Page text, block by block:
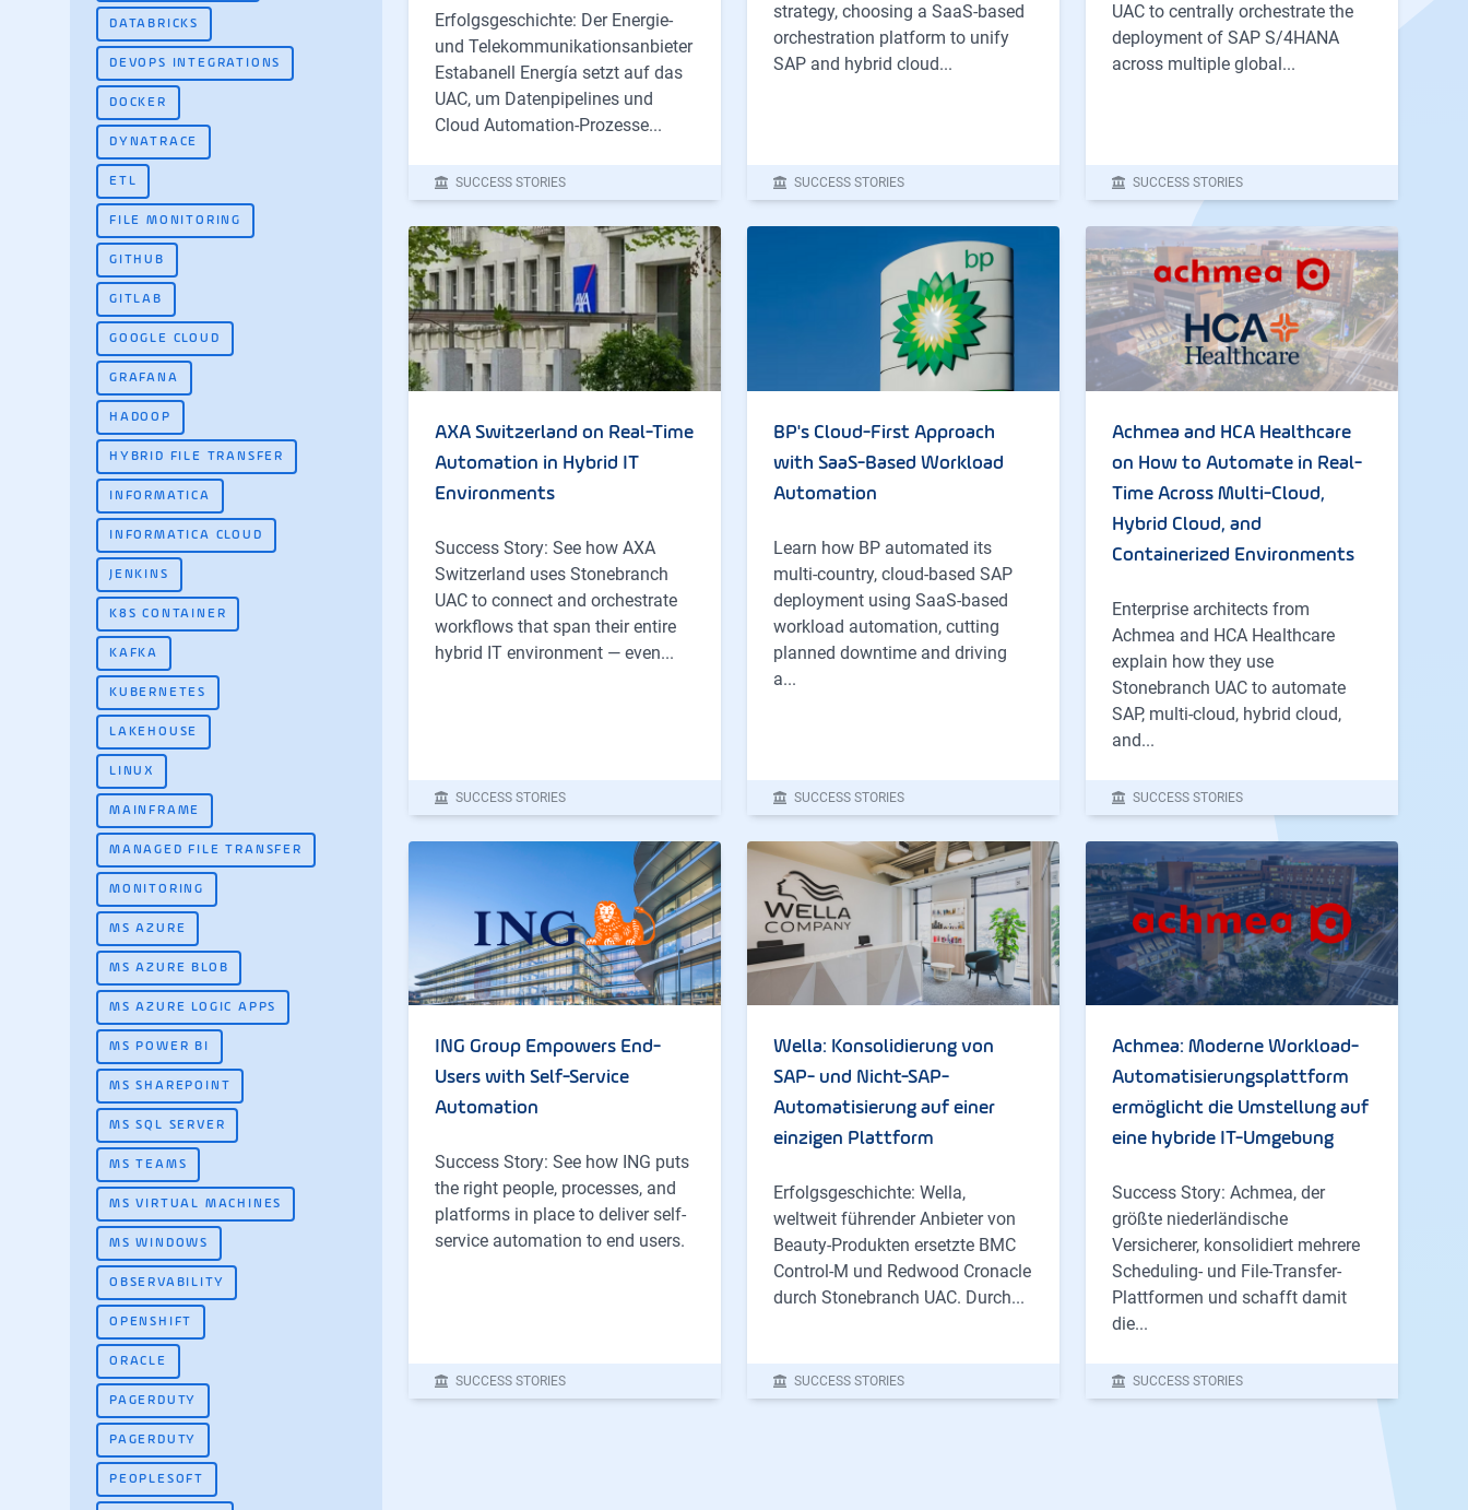
DATABRICKS
DEVOPS INTEGRATIONS
DOCKER
DYNATRACE
ETL
FILE MONITORING
GITHUB
GITLAB
GOOGLE CLOUD
GRAFANA
HADOOP
HYBRID FILE TRANSFER
INFORMATICA
INFORMATICA CLOUD
JENKINS
K8S CONTAINER
KAFKA
KUBERNETES
LAKEHOUSE
LINUX
MAINFRAME
MANAGED FILE TRANSFER
MONITORING
MS AZURE
MS AZURE BLOB
MS AZURE LOGIC APPS
MS POWER BI
MS SHAREPOINT
MS SQL SERVER
MS TEAMS
MS VIRTUAL MACHINES
MS WINDOWS
OBSERVABILITY
OPENSHIFT
ORACLE
PAGERDUTY
PAGERDUTY
PEOPLESOFT
Erfolgsgeschichte: Der Energie-
und Telekommunikationsanbieter
Estabanell Energía setzt auf das
UAC, um Datenpipelines und
Cloud Automation-Prozesse...
SUCCESS STORIES
strategy, choosing a SaaS-based
orchestration platform to unify
SAP and hybrid cloud...
SUCCESS STORIES
UAC to centrally orchestrate the
deployment of SAP S/4HANA
across multiple global...
SUCCESS STORIES
AXA Switzerland on Real-Time
Automation in Hybrid IT
Environments
Success Story: See how AXA
Switzerland uses Stonebranch
UAC to connect and orchestrate
workflows that span their entire
hybrid IT environment — even...
SUCCESS STORIES
BP's Cloud-First Approach
with SaaS-Based Workload
Automation
Learn how BP automated its
multi-country, cloud-based SAP
deployment using SaaS-based
workload automation, cutting
planned downtime and driving
a...
SUCCESS STORIES
Achmea and HCA Healthcare
on How to Automate in Real-
Time Across Multi-Cloud,
Hybrid Cloud, and
Containerized Environments
Enterprise architects from
Achmea and HCA Healthcare
explain how they use
Stonebranch UAC to automate
SAP, multi-cloud, hybrid cloud,
and...
SUCCESS STORIES
ING Group Empowers End-
Users with Self-Service
Automation
Success Story: See how ING puts
the right people, processes, and
platforms in place to deliver self-
service automation to end users.
SUCCESS STORIES
Wella: Konsolidierung von
SAP- und Nicht-SAP-
Automatisierung auf einer
einzigen Plattform
Erfolgsgeschichte: Wella,
weltweit führender Anbieter von
Beauty-Produkten ersetzte BMC
Control-M und Redwood Cronacle
durch Stonebranch UAC. Durch...
SUCCESS STORIES
Achmea: Moderne Workload-
Automatisierungsplattform
ermöglicht die Umstellung auf
eine hybride IT-Umgebung
Success Story: Achmea, der
größte niederländische
Versicherer, konsolidiert mehrere
Scheduling- und File-Transfer-
Plattformen und schafft damit
die...
SUCCESS STORIES